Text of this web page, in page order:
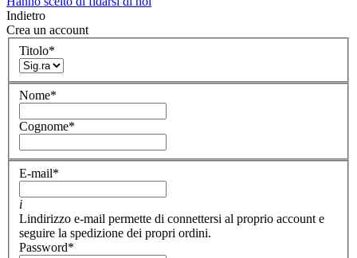
Indietro
Crea un account
Titolo*
Nome*
Cognome*
E-mail*
i
Lindirizzo e-mail permette di connettersi al proprio account e
seguire la spedizione dei propri ordini.
Password*